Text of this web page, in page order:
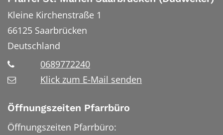
Kleine Kirchenstraße 1
66125 Saarbrücken
Deutschland
0689772240
Klick zum E-Mail senden
Öffnungszeiten Pfarrbüro
Öffnungszeiten Pfarrbüro: